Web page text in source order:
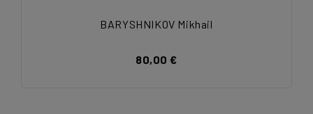
BARYSHNIKOV Mikhail
80,00 €